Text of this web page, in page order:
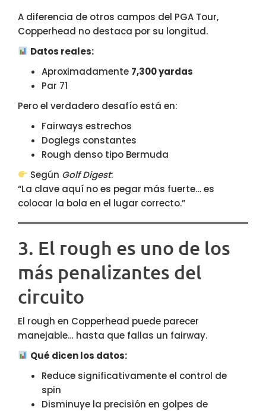
A diferencia de otros campos del PGA Tour,
Copperhead no destaca por su longitud.
Datos reales:
Aproximadamente 7,300 yardas
Par 71
Pero el verdadero desafío está en:
Fairways estrechos
Doglegs constantes
Rough denso tipo Bermuda
Según Golf Digest:
“La clave aquí no es pegar más fuerte… es
colocar la bola en el lugar correcto.”
3. El rough es uno de los
más penalizantes del
circuito
El rough en Copperhead puede parecer
manejable… hasta que fallas un fairway.
Qué dicen los datos:
Reduce significativamente el control de
spin
Disminuye la precisión en golpes de